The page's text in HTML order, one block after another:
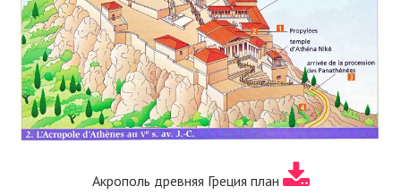
Акрополь древняя Греция план